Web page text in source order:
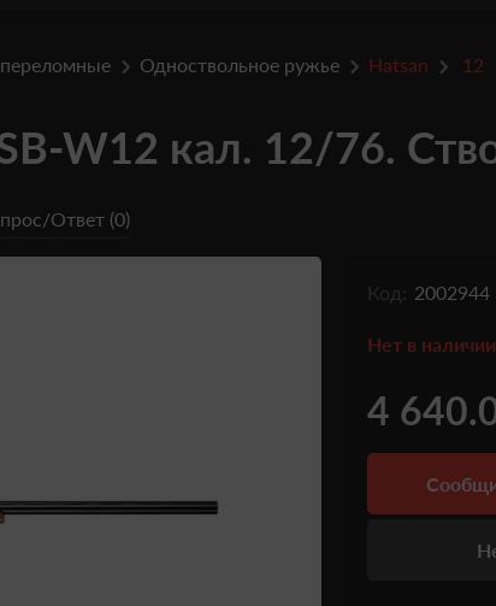
Одноствольное ружье Hatsan 12
W12 кал. 12/76.
Ответ (0)
Код: 2002944
Нет в наличии
4